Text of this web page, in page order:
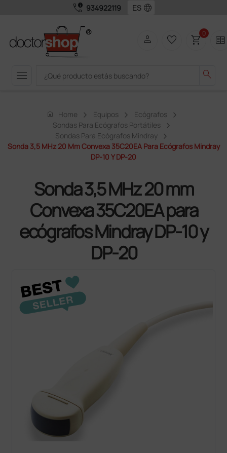
call_quality 934922119 language
menu search
person favorite_border shopping_cart0 two_pager
home Home Equipos
Ecógrafos
Sondas Para Ecógrafos Portátiles
Sondas Para Ecógrafos Mindray
Sonda 3,5 MHz 20 Mm Convexa 35C20EA Para Ecógrafos Mindray
DP-10 Y DP-20
Sonda 3,5 MHz 20 mm
Convexa 35C20EA para
ecógrafos Mindray DP-10 y
DP-20